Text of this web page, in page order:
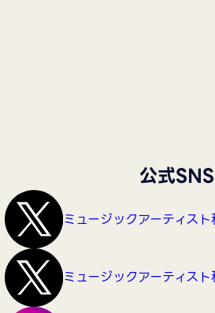
公式SNS
ミュージックアーティスト
ミュージックアーティスト